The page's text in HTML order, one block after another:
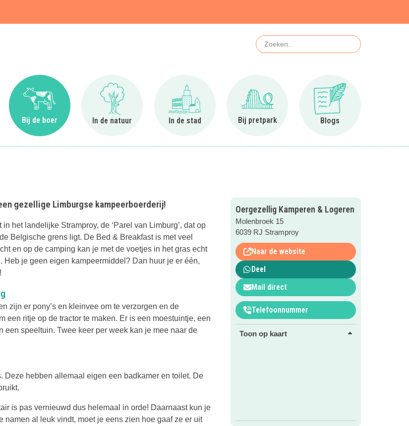
Zoeken
het water
Bij de boer
Ga naar Bij de boer
In de natuur
Ga naar In de natuur
In de stad
Ga naar In de stad
Bij pretpark
Ga naar Bij pretpark
Blogs
Ga naar Blogs
gezellige Limburgse kampeerboerderij!
in het landelijke Stramproy, de ‘Parel van Limburg’, dat op
Belgische grens ligt. De Bed & Breakfast is met veel
en op de camping kan je met de voetjes in het gras echt
Heb je geen eigen kampeermiddel? Dan huur je er één,
zijn er pony’s en kleinvee om te verzorgen en de
een ritje op de tractor te maken. Er is een moestuintje, een
een speeltuin. Twee keer per week kan je mee naar de
Deze hebben allemaal eigen een badkamer en toilet. De
is pas vernieuwd dus helemaal in orde! Daarnaast kun je
namen al leuk vindt, moet je eens zien hoe gaaf ze er uit
Oergezellig Kamperen & Logeren
Molenbroek 15
6039 RJ Stramproy
Naar de website
Deel
Mail direct
Telefoonnummer
Toon op kaart